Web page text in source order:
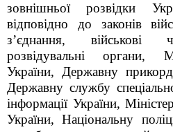
зовнішньої розвідки
відповідно до законів
з’єднання, військові
розвідувальні органи,
України, Державну
Державну службу
інформації України,
України, Національну